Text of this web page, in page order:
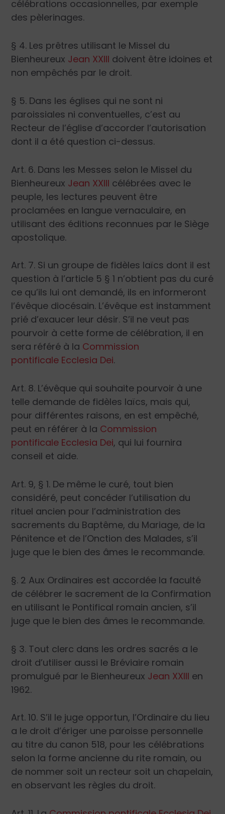
célébrations occasionnelles, par exemple
des pèlerinages.
§ 4. Les prêtres utilisant le Missel du
Bienheureux Jean XXIII doivent être idoines et
non empêchés par le droit.
§ 5. Dans les églises qui ne sont ni
paroissiales ni conventuelles, c’est au
Recteur de l’église d’accorder l’autorisation
dont il a été question ci-dessus.
Art. 6. Dans les Messes selon le Missel du
Bienheureux Jean XXIII célébrées avec le
peuple, les lectures peuvent être
proclamées en langue vernaculaire, en
utilisant des éditions reconnues par le Siège
apostolique.
Art. 7. Si un groupe de fidèles laïcs dont il est
question à l’article 5 § 1 n’obtient pas du curé
ce qu’ils lui ont demandé, ils en informeront
l’évêque diocésain. L’évêque est instamment
prié d’exaucer leur désir. S’il ne veut pas
pourvoir à cette forme de célébration, il en
sera référé à la Commission
pontificale Ecclesia Dei.
Art. 8. L’évêque qui souhaite pourvoir à une
telle demande de fidèles laïcs, mais qui,
pour différentes raisons, en est empêché,
peut en référer à la Commission
pontificale Ecclesia Dei, qui lui fournira
conseil et aide.
Art. 9, § 1. De même le curé, tout bien
considéré, peut concéder l’utilisation du
rituel ancien pour l’administration des
sacrements du Baptême, du Mariage, de la
Pénitence et de l’Onction des Malades, s’il
juge que le bien des âmes le recommande.
§. 2 Aux Ordinaires est accordée la faculté
de célébrer le sacrement de la Confirmation
en utilisant le Pontifical romain ancien, s’il
juge que le bien des âmes le recommande.
§ 3. Tout clerc dans les ordres sacrés a le
droit d’utiliser aussi le Bréviaire romain
promulgué par le Bienheureux Jean XXIII en
1962.
Art. 10. S’il le juge opportun, l’Ordinaire du lieu
a le droit d’ériger une paroisse personnelle
au titre du canon 518, pour les célébrations
selon la forme ancienne du rite romain, ou
de nommer soit un recteur soit un chapelain,
en observant les règles du droit.